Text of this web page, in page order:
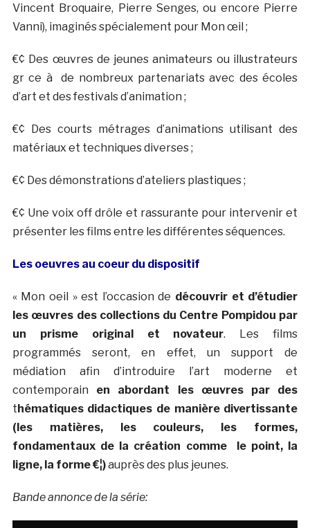
Vincent Broquaire, Pierre Senges, ou encore Pierre
Vanni), imaginés spécialement pour Mon œil ;
€¢ Des œuvres de jeunes animateurs ou illustrateurs
gr ce à de nombreux partenariats avec des écoles
d’art et des festivals d’animation ;
€¢ Des courts métrages d’animations utilisant des
matériaux et techniques diverses ;
€¢ Des démonstrations d’ateliers plastiques ;
€¢ Une voix off drôle et rassurante pour intervenir et
présenter les films entre les différentes séquences.
Les oeuvres au coeur du dispositif
« Mon oeil » est l’occasion de découvrir et d’étudier
les œuvres des collections du Centre Pompidou par
un prisme original et novateur. Les films
programmés seront, en effet, un support de
médiation afin d’introduire l’art moderne et
contemporain en abordant les œuvres par des
t hématiques didactiques de manière divertissante
(les matières, les couleurs, les formes,
fondamentaux de la création comme le point, la
ligne, la forme €¦)auprès des plus jeunes.
Bande annonce de la série: